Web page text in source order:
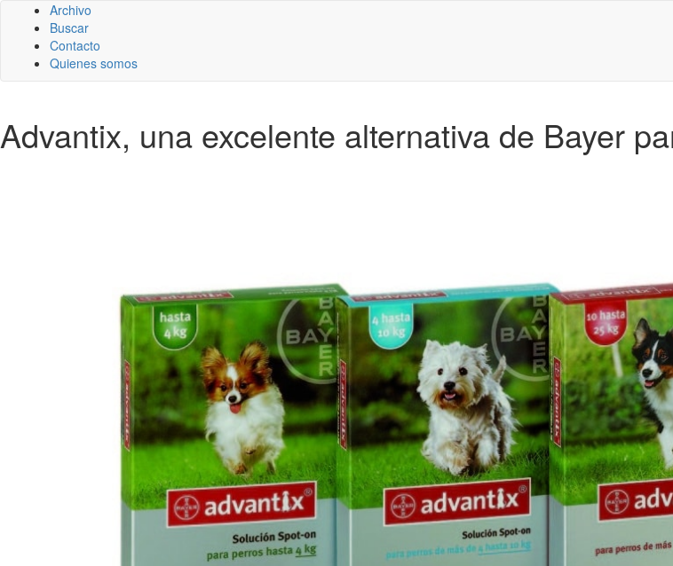
Archivo
Buscar
Contacto
Quienes somos
Advantix, una excelente alternativa de Bayer